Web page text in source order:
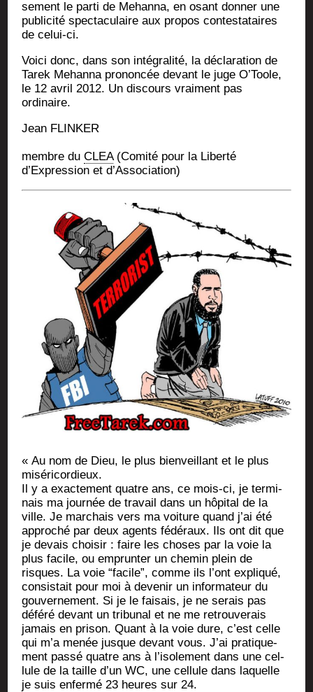
se­ment le par­ti de Mehan­na, en osant don­ner une
publi­ci­té spec­ta­cu­laire aux pro­pos contes­ta­taires
de celui-ci.
Voi­ci donc, dans son inté­gra­li­té, la décla­ra­tion de
Tarek Mehan­na pro­non­cée devant le juge O’Toole,
le 12 avril 2012. Un dis­cours vrai­ment pas
ordinaire.
Jean FLINKER
membre duCLEA(Comi­té pour la Liber­té
d’Expression et d’Association)
« Au nom de Dieu, le plus bien­veillant et le plus
miséricordieux.
Il y a exac­te­ment quatre ans, ce mois-ci, je ter­mi­
nais ma jour­née de tra­vail dans un hôpi­tal de la
ville. Je mar­chais vers ma voi­ture quand j’ai été
appro­ché par deux agents fédé­raux. Ils ont dit que
je devais choi­sir : faire les choses par la voie la
plus facile, ou emprun­ter un che­min plein de
risques. La voie “facile”, comme ils l’ont expli­qué,
consis­tait pour moi à deve­nir un infor­ma­teur du
gou­ver­ne­ment. Si je le fai­sais, je ne serais pas
défé­ré devant un tri­bu­nal et ne me retrou­ve­rais
jamais en pri­son. Quant à la voie dure, c’est celle
qui m’a menée jusque devant vous. J’ai pra­ti­que­
ment pas­sé quatre ans à l’isolement dans une cel­
lule de la taille d’un WC, une cel­lule dans laquelle
je suis enfer­mé 23 heures sur 24.